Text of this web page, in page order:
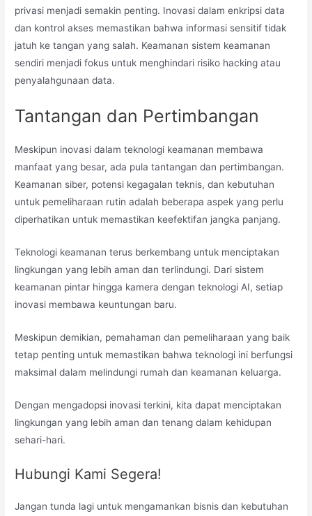
privasi menjadi semakin penting. Inovasi dalam enkripsi data
dan kontrol akses memastikan bahwa informasi sensitif tidak
jatuh ke tangan yang salah. Keamanan sistem keamanan
sendiri menjadi fokus untuk menghindari risiko hacking atau
penyalahgunaan data.
Tantangan dan Pertimbangan
Meskipun inovasi dalam teknologi keamanan membawa
manfaat yang besar, ada pula tantangan dan pertimbangan.
Keamanan siber, potensi kegagalan teknis, dan kebutuhan
untuk pemeliharaan rutin adalah beberapa aspek yang perlu
diperhatikan untuk memastikan keefektifan jangka panjang.
Teknologi keamanan terus berkembang untuk menciptakan
lingkungan yang lebih aman dan terlindungi. Dari sistem
keamanan pintar hingga kamera dengan teknologi AI, setiap
inovasi membawa keuntungan baru.
Meskipun demikian, pemahaman dan pemeliharaan yang baik
tetap penting untuk memastikan bahwa teknologi ini berfungsi
maksimal dalam melindungi rumah dan keamanan keluarga.
Dengan mengadopsi inovasi terkini, kita dapat menciptakan
lingkungan yang lebih aman dan tenang dalam kehidupan
sehari-hari.
Hubungi Kami Segera!
Jangan tunda lagi untuk mengamankan bisnis dan kebutuhan